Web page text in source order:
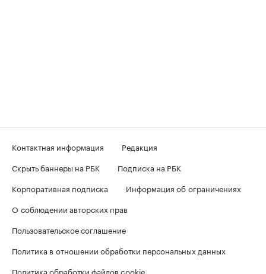
Контактная информация
Редакция
Скрыть баннеры на РБК
Подписка на РБК
Корпоративная подписка
Информация об ограничениях
О соблюдении авторских прав
Пользовательское соглашение
Политика в отношении обработки персональных данных
Политика обработки файлов cookie